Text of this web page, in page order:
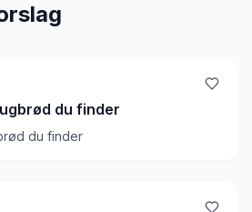
du finder
du finder